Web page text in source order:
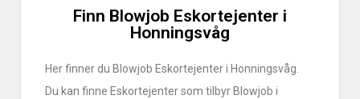
Finn Blowjob Eskortejenter i
Honningsvåg
Her finner du Blowjob Eskortejenter i Honningsvåg.
Du kan finne Eskortejenter som tilbyr Blowjob i